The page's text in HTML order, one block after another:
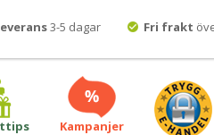
3-5 dagar Fri frakt
Kampanjer